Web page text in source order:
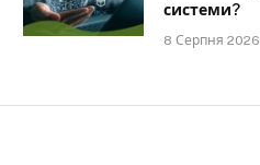
системи?
8 Серпня 2026